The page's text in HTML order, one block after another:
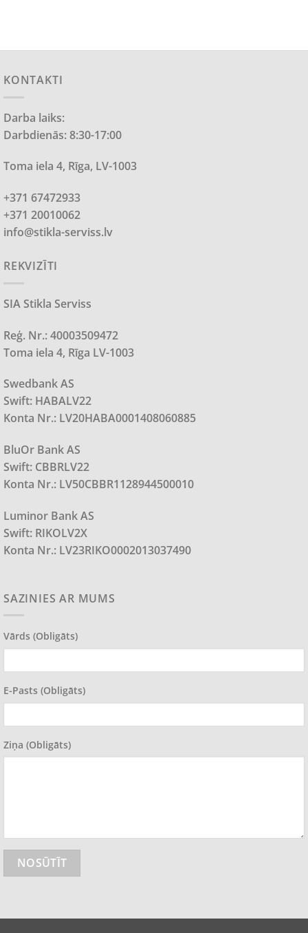
KONTAKTI
Darba laiks:
Darbdienās: 8:30-17:00
Toma iela 4, Rīga, LV-1003
+371 67472933
+371 20010062
info@stikla-serviss.lv
REKVIZĪTI
SIA Stikla Serviss
Reģ. Nr.: 40003509472
Toma iela 4, Rīga LV-1003
Swedbank AS
Swift: HABALV22
Konta Nr.: LV20HABA0001408060885
BluOr Bank AS
Swift: CBBRLV22
Konta Nr.: LV50CBBR1128944500010
Luminor Bank AS
Swift: RIKOLV2X
Konta Nr.: LV23RIKO0002013037490
SAZINIES AR MUMS
Vārds (obligāts)
E-Pasts (obligāts)
Ziņa (obligāts)